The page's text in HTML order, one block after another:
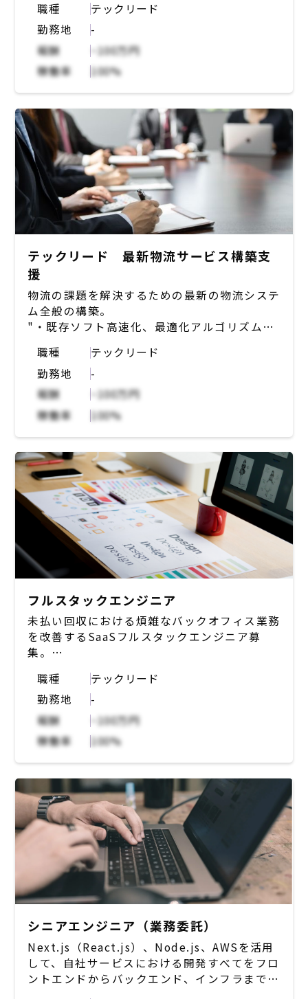
組織の技術面でのリードをお願いしたい。エン
ジニア文化のドライブ等も期待されるポジショ
ン。
【求める役割】
・適切な技術選定とアーキテクチャ設計を通じ
て、プロダクトの効率的な開発を促す
・技術革新や市場トレンドを把握し、スピード
感＆競争力のあるプロダクト開発を推進
・技術部門の組織構造や人材マネジメントを最
適化し、チームの生産性と成長を促進
【具体的な仕事内容】
・開発における意思決定（技術選定や優先度検
討）
・事業課題/プロダクト課題の技術的解決
プロダクト開発リード（アーキテクチャー検
討、ソースコードレビュー）
・プロセス最適化
・プロダクトの設計/開発/進行管理や、経
営/PM/エンジニア間の技術的な接続など、幅
広くご担当いただきます。状況に応じて、開発
実務までお任せ。
【チーム体制】
該当プロダクトの開発チームについては大きく
2つの役割で分かれており、「新機能追加、機
能改善」を担当するチームと「開発基盤。イン
フラ」を担当するチームがある。
「新機能開発、機能改善」
→ビジネス側と密に連携をとりながらプロジェ
クトを通して開発、サービス運用を行っていく
ことが主な責任となります。
「開発基盤、インフラ」
→アーキテクチャ設計、開発プロセス改善、イ
ンフラ設定や監視、DBの性能改善を行って頂
くことが主な責任となります。
今回は「新機能追加、機能改善」を行うサービ
ス開発チームのテックリードとしての募集とな
ります。
■技術環境：
◆バックエンド
言語：Java
◆iOS
言語：Swift,Objective-C,Dart
FW：UIKit,Flutter
◆Android
言語：Java,Kotlin,Dart
FW：Android SDK,Flutter
◆DB
MySQL,DynamoDB
ElasticSearch
◆インフラ・構成管理
Docker,Ansible,Teraform
◆AWS
職種
テックリード
勤務地
-
報酬
~100万円
稼働率
100%
テックリード 最新物流サービス構築支
援
物流の課題を解決するための最新の物流システ
ム全般の構築。
"・既存ソフト高速化、最適化アルゴリズムの
・メタヒューリスティクスの検討からPython
での実装、
・大規模生産設備や産業機械の動作予測・制御
および最適化、
・小売業における問題解決・最適化、量子コン
ピュータ活用
・新規案件の時系列予測・数理最適化などの課
題解決...etc
【技術環境】
Typescript,React,Python,AWSなど
職種
テックリード
勤務地
-
報酬
~100万円
稼働率
100%
フルスタックエンジニア
未払い回収における煩雑なバックオフィス業務
を改善するSaaSフルスタックエンジニア募
集。
務を幅広く行なっていただくことを想定。
「チームで成果を上げる」ことを重視してお
り、メンバー同士の弱みを補完しつつ、強みを
掛け合わせて最大の成果を出せるチームを目指
し、チームで開発を行う。また、各メンバーの
やりたいことを尊重しており、これまでのご経
験を活かしつつ、新しいことにもチャレンジし
やすい環境となっている。
【想定される業務】
・SaaSプロダクトのフロントエンド、バック
エンド、インフラ一気通貫した開発
・プロダクトマネジメント業務
・顧客からの問い合わせの対応、顧客との
MTG参加等のCS業務
・面談等の採用活動
【現状の課題】
・プロダクトで解決できる課題の範囲を広げる
ための新機能の開発
職種
テックリード
勤務地
-
報酬
~100万円
稼働率
100%
シニアエンジニア（業務委託）
Next.js（React.js）、Node.js、AWSを活用
して、自社サービスにおける開発すべてをフロ
ントエンドからバックエンド、インフラまです
べてお任せ。